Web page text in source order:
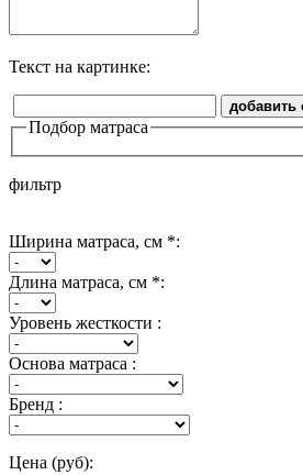
Текст на картинке:
добавить
Подбор матраса
фильтр
Ширина матраса, см *:
Длина матраса, см *:
Уровень жесткости :
Основа матраса :
Бренд :
Цена (руб):